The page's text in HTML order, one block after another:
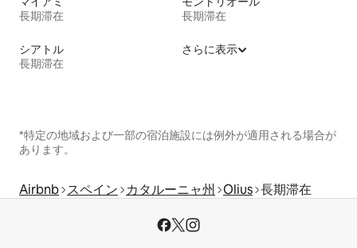
長期滞在
長期滞在
シアトル
長期滞在
さらに表示
*特定の地域および一部の宿泊施設には例外が適用される場合が
あります。
Airbnb スペイン カタルーニャ州 Olius 長期滞在